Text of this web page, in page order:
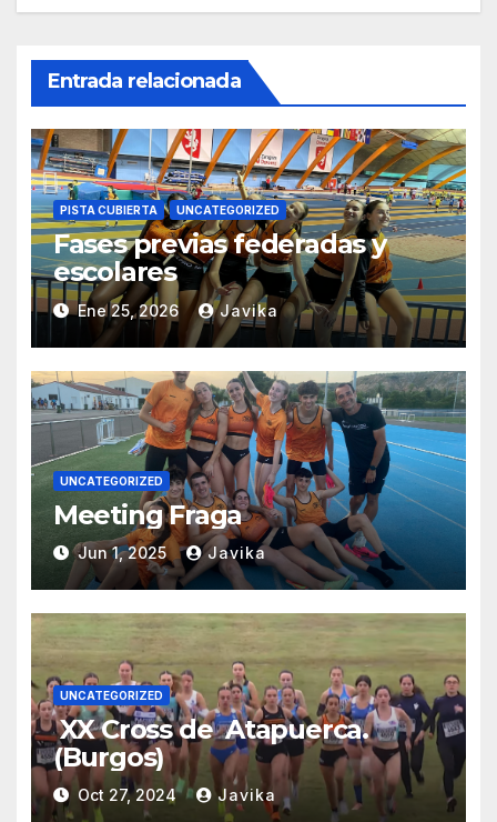
Entrada relacionada
PISTA CUBIERTA UNCATEGORIZED
Fases previas federadas y
escolares
Ene 25, 2026 Javika
UNCATEGORIZED
Meeting Fraga
Jun 1, 2025 Javika
UNCATEGORIZED
XX Cross de Atapuerca.
(Burgos)
Oct 27, 2024 Javika